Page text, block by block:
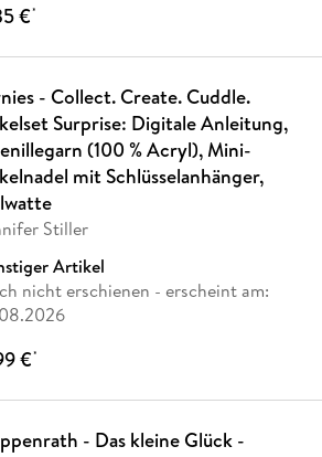
€*
- Collect. Create. Cuddle.
Surprise: Digitale Anleitung,
(100 % Acryl), Mini-
mit Schlüsselanhänger,
Stiller
Artikel
nicht erschienen - erscheint am:
€*
- Das kleine Glück -